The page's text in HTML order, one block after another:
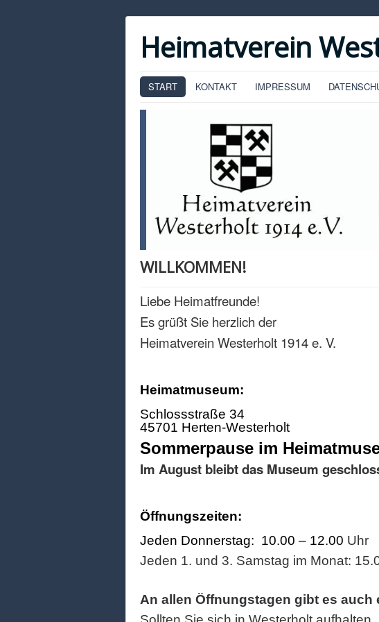
Heimatverein
START KONTAKT IMPRESSUM
WILLKOMMEN!
Liebe Heimatfreunde!
Es grüßt Sie herzlich der
Heimatverein Westerholt 1914 e. V.
Heimatmuseum:
Schlossstraße 34
45701 Herten-Westerholt
Sommerpause im
Im August bleibt das Museum
Öffnungszeiten:
Jeden Donnerstag: 10.00 – 12.00 Uhr
Jeden 1. und 3. Samstag im Monat:
An allen Öffnungstagen gibt es auch